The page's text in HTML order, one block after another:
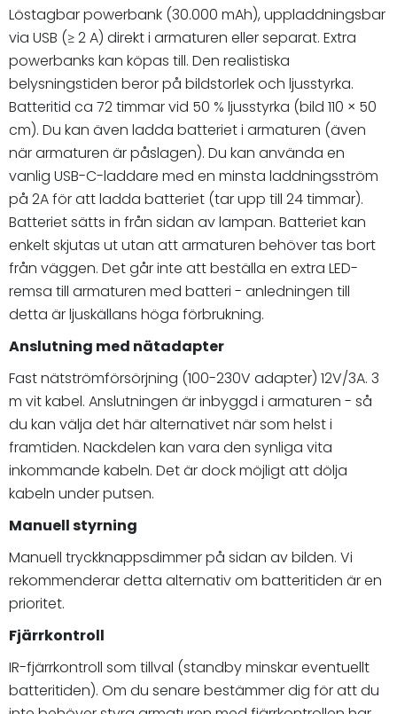
Löstagbar powerbank (30.000 mAh), uppladdningsbar
via USB (≥ 2 A) direkt i armaturen eller separat. Extra
powerbanks kan köpas till. Den realistiska
belysningstiden beror på bildstorlek och ljusstyrka.
Batteritid ca 72 timmar vid 50 % ljusstyrka (bild 110 × 50
cm). Du kan även ladda batteriet i armaturen (även
när armaturen är påslagen). Du kan använda en
vanlig USB-C-laddare med en minsta laddningsström
på 2A för att ladda batteriet (tar upp till 24 timmar).
Batteriet sätts in från sidan av lampan. Batteriet kan
enkelt skjutas ut utan att armaturen behöver tas bort
från väggen. Det går inte att beställa en extra LED-
remsa till armaturen med batteri - anledningen till
detta är ljuskällans höga förbrukning.
Anslutning med nätadapter
Fast nätströmförsörjning (100-230V adapter) 12V/3A. 3
m vit kabel. Anslutningen är inbyggd i armaturen - så
du kan välja det här alternativet när som helst i
framtiden. Nackdelen kan vara den synliga vita
inkommande kabeln. Det är dock möjligt att dölja
kabeln under putsen.
Manuell styrning
Manuell tryckknappsdimmer på sidan av bilden. Vi
rekommenderar detta alternativ om batteritiden är en
prioritet.
Fjärrkontroll
IR-fjärrkontroll som tillval (standby minskar eventuellt
batteritiden). Om du senare bestämmer dig för att du